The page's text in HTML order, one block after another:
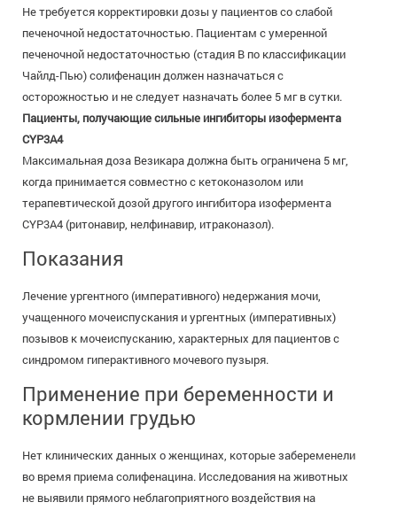
Не требуется корректировки дозы у пациентов со слабой
печеночной недостаточностью. Пациентам с умеренной
печеночной недостаточностью (стадия В по классификации
Чайлд-Пью) солифенацин должен назначаться с
осторожностью и не следует назначать более 5 мг в сутки.
Пациенты, получающие сильные ингибиторы изофермента
CYP3A4
Максимальная доза Везикара должна быть ограничена 5 мг,
когда принимается совместно с кетоконазолом или
терапевтической дозой другого ингибитора изофермента
CYP3A4 (ритонавир, нелфинавир, итраконазол).
Показания
Лечение ургентного (императивного) недержания мочи,
учащенного мочеиспускания и ургентных (императивных)
позывов к мочеиспусканию, характерных для пациентов с
синдромом гиперактивного мочевого пузыря.
Применение при беременности и
кормлении грудью
Нет клинических данных о женщинах, которые забеременели
во время приема солифенацина. Исследования на животных
не выявили прямого неблагоприятного воздействия на